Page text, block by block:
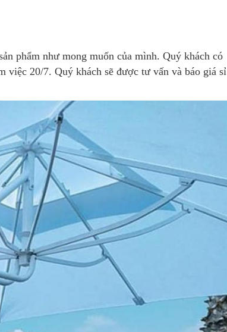
phẩm như mong muốn của mình. Quý khách có
việc 20/7. Quý khách sẽ được tư vấn và báo giá sỉ